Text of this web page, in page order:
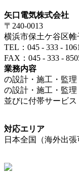
矢口電気株式会社
〒240-0013
横浜市保土ケ谷区帷
TEL：045 - 333 - 1061
FAX：045 - 333 -
業務内容
の設計・施工・監理
の設計・施工・監理
並びに付帯サービ
対応エリア
日本全国（海外出張